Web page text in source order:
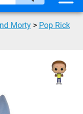
Morty > Pop Rick